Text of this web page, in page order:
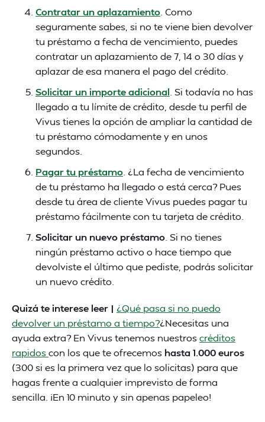
Contratar un aplazamiento . Como
seguramente sabes, si no te viene bien devolver
tu préstamo a fecha de vencimiento, puedes
contratar un aplazamiento de 7, 14 o 30 días y
aplazar de esa manera el pago del crédito.
Solicitar un importe adicional . Si todavía no has
llegado a tu límite de crédito, desde tu perfil de
Vivus tienes la opción de ampliar la cantidad de
tu préstamo cómodamente y en unos
segundos.
Pagar tu préstamo . ¿La fecha de vencimiento
de tu préstamo ha llegado o está cerca? Pues
desde tu área de cliente Vivus puedes pagar tu
préstamo fácilmente con tu tarjeta de crédito.
Solicitar un nuevo préstamo . Si no tienes
ningún préstamo activo o hace tiempo que
devolviste el último que pediste, podrás solicitar
un nuevo crédito.
Quizá te interese leer | ¿Qué pasa si no puedo
devolver un préstamo a tiempo?¿Necesitas una
ayuda extra? En Vivus tenemos nuestroscréditos
rapidoscon los que te ofrecemos hasta 1.000 euros
(300 si es la primera vez que lo solicitas) para que
hagas frente a cualquier imprevisto de forma
sencilla. ¡En 10 minuto y sin apenas papeleo!